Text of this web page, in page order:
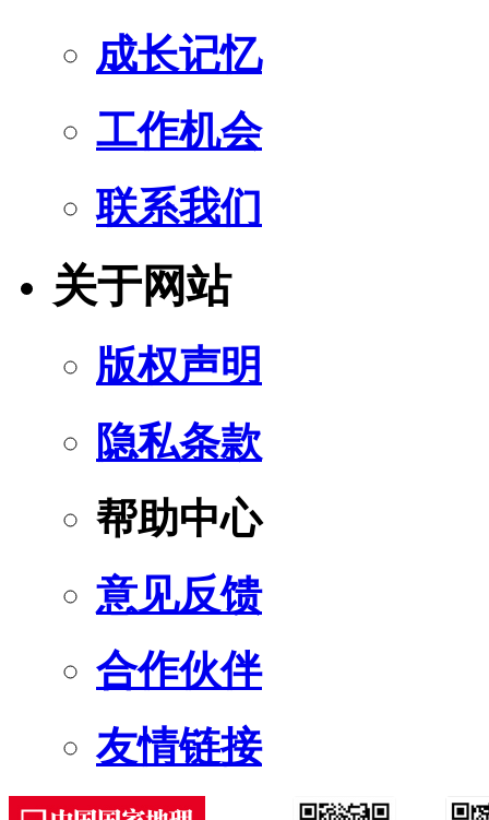
成长记忆
工作机会
联系我们
关于网站
版权声明
隐私条款
帮助中心
意见反馈
合作伙伴
友情链接